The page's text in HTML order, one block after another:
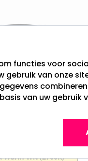
functies voor
gebruik van onze
van uw gebruik